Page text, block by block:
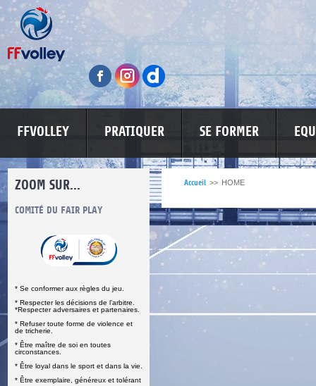
FFVOLLEY PRATIQUER SE FORMER
ZOOM SUR...
COMITÉ DU FAIR PLAY
* Se conformer aux règles du jeu.
* Respecter les décisions de l’arbitre.
*Respecter adversaires et partenaires.
* Refuser toute forme de violence et
de tricherie.
* Être maître de soi en toutes
circonstances.
* Être loyal dans le sport et dans la vie.
* Être exemplaire, généreux et tolérant
LUTTE CONTRE LES VIOLENCES MA PETITE
Accueil >> HOME